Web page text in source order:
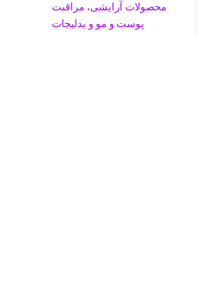
محصولات آرایشی، مراقبت
پوست و مو و بدلیجات